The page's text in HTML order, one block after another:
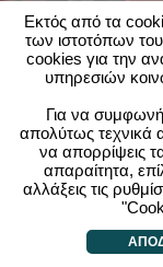
Η ιστορία πίσω
Δήλωση
Υποστήριξη|
Παιχνίδια
Εκτός από τα
των ιστοτόπων
cookies για την
υπηρεσιών
Για να
απολύτως τεχνικά
να απορρίψεις
απαραίτητα,
αλλάξεις τις